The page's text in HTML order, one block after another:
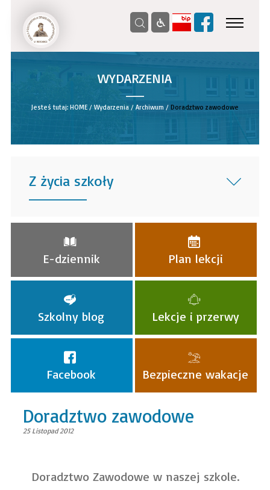
WYDARZENIA
__
Jesteś tutaj: HOME/Wydarzenia/ Archiwum / Doradztwo zawodowe
Z życia szkoły
______
E-dziennik Plan lekcji
Szkolny blog Lekcje i przerwy
Facebook Bezpieczne wakacje
Doradztwo zawodowe
25 Listopad 2012
Doradztwo Zawodowe w naszej szkole.